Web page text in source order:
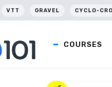
VTT GRAVEL CYCLO-
COURSES